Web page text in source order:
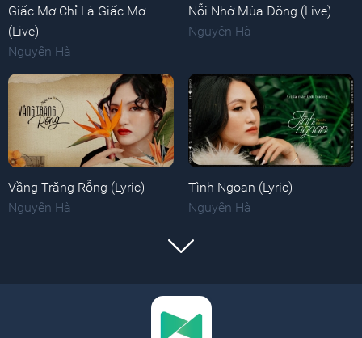
Giấc Mơ Chỉ Là Giấc Mơ
(Live)
Nguyên Hà
Nỗi Nhớ Mùa Đông (Live)
Nguyên Hà
Vầng Trăng Rỗng (Lyric)
Nguyên Hà
Tình Ngoan (Lyric)
Nguyên Hà